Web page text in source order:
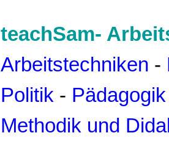
teachSam-
Arbeitstechniken -
Politik - Pädagogik
Methodik und